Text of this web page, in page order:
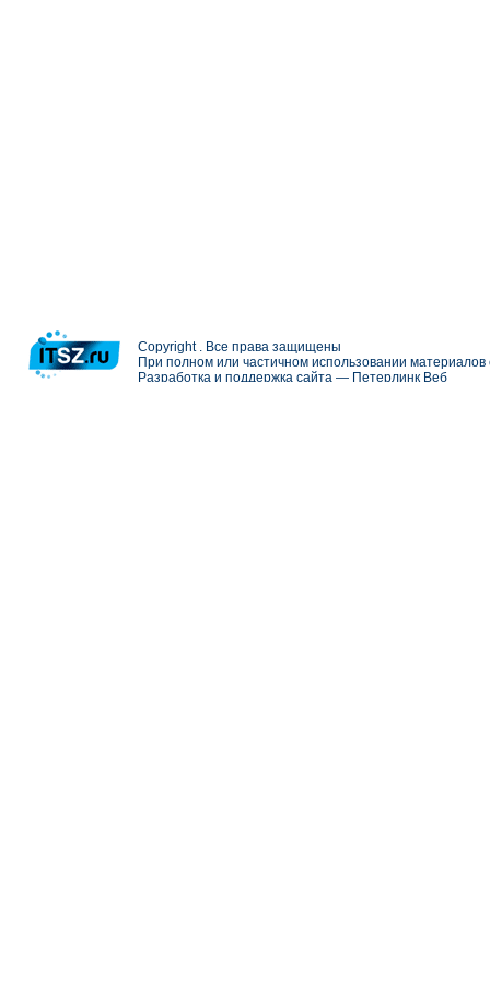
Copyright . Все права защищены
При полном или частичном использовании
Разработка и поддержка сайта — Петерлинк Веб